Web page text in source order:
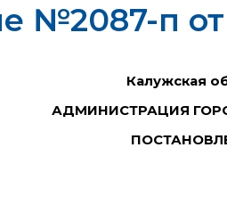
№2087-п от
Калужская
АДМИНИСТРАЦИЯ